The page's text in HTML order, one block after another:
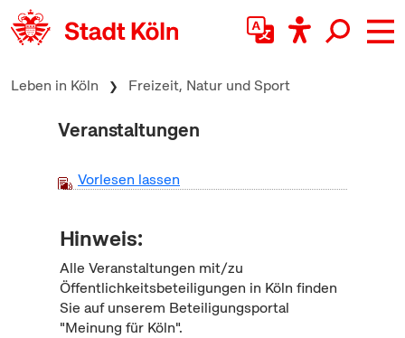
zum Inhalt springen
Leben in Köln Freizeit, Natur und Sport
Veranstaltungen
Vorlesen lassen
Hinweis:
Alle Veranstaltungen mit/zu
Öffentlichkeitsbeteiligungen in Köln finden
Sie auf unserem Beteiligungsportal
"Meinung für Köln".